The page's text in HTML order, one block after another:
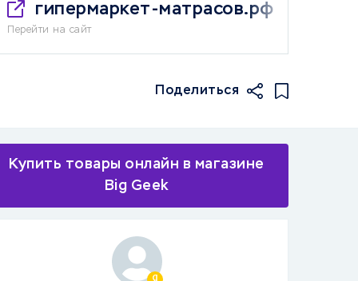
гипермаркет-матрасов.рф
Перейти на сайт
Поделиться
Купить товары онлайн в магазине
Big Geek